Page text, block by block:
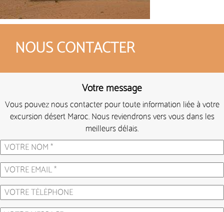
NOUS CONTACTER
Votre message
Vous pouvez nous contacter pour toute information liée à votre
excursion désert Maroc. Nous reviendrons vers vous dans les
meilleurs délais.